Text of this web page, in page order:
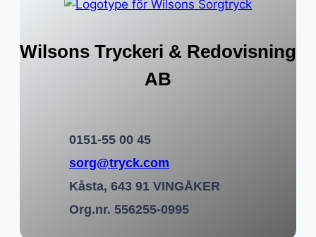
Wilsons Tryckeri & Redovisning
AB
0151-55 00 45
sorg@tryck.com
Kåsta, 643 91 VINGÅKER
Org.nr. 556255-0995